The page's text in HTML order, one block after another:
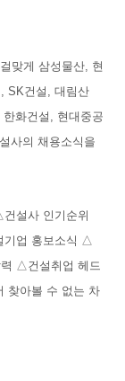
맞게 삼성물산, 현
SK건설, 대림산
화건설, 현대중공
사의 채용소식을
설사 인기순위
업 홍보소식 △
△건설취업 헤드
찾아볼 수 없는 차